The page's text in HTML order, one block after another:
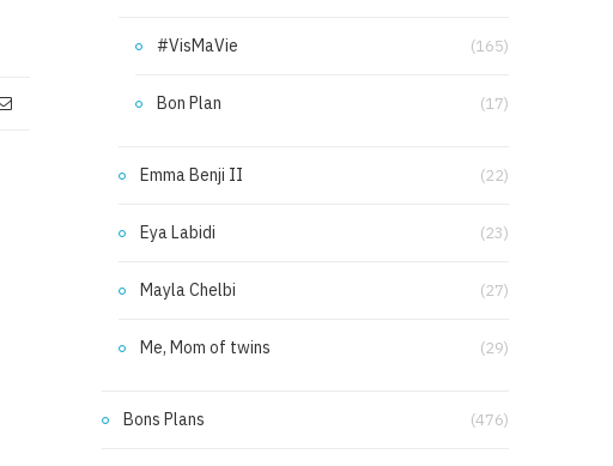
#VisMaVie (165)
Bon Plan (17)
Emma Benji II (22)
Eya Labidi (23)
Mayla Chelbi (27)
Me, Mom of twins (29)
Bons Plans (476)